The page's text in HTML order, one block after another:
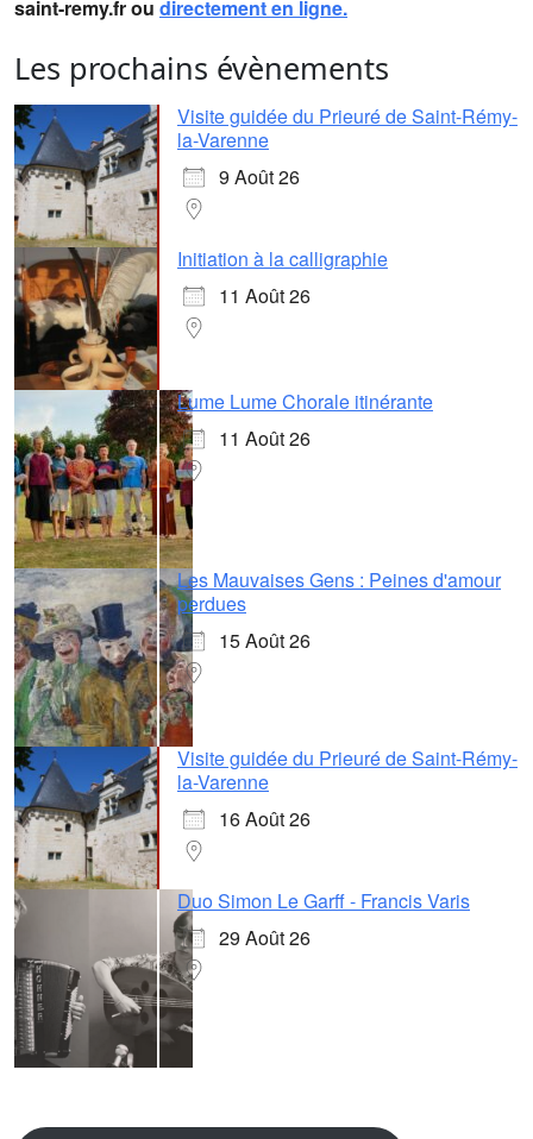
saint-remy.fr ou directement en ligne.
Les prochains évènements
Visite guidée du Prieuré de Saint-Rémy-
la-Varenne
9 Août 26
Initiation à la calligraphie
11 Août 26
Lume Lume Chorale itinérante
11 Août 26
Les Mauvaises Gens : Peines d'amour
perdues
15 Août 26
Visite guidée du Prieuré de Saint-Rémy-
la-Varenne
16 Août 26
Duo Simon Le Garff - Francis Varis
29 Août 26